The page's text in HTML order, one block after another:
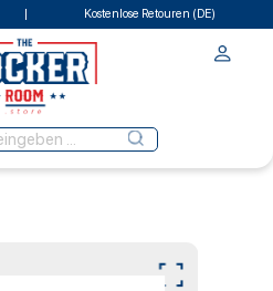
Kostenlose Retouren (DE)